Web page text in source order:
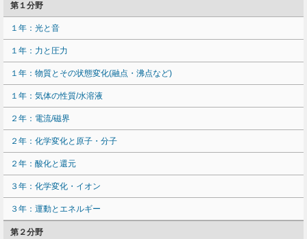
第１分野
１年：光と音
１年：力と圧力
１年：物質とその状態変化(融点・沸点など)
１年：気体の性質/水溶液
２年：電流/磁界
２年：化学変化と原子・分子
２年：酸化と還元
３年：化学変化・イオン
３年：運動とエネルギー
第２分野